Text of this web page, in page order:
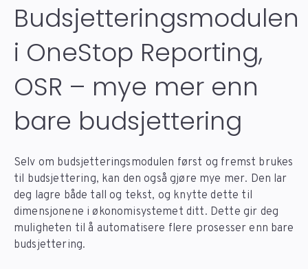
Budsjetteringsmodulen
i OneStop Reporting,
OSR – mye mer enn
bare budsjettering
Selv om budsjetteringsmodulen først og fremst brukes
til budsjettering, kan den også gjøre mye mer. Den lar
deg lagre både tall og tekst, og knytte dette til
dimensjonene i økonomisystemet ditt. Dette gir deg
muligheten til å automatisere flere prosesser enn bare
budsjettering.